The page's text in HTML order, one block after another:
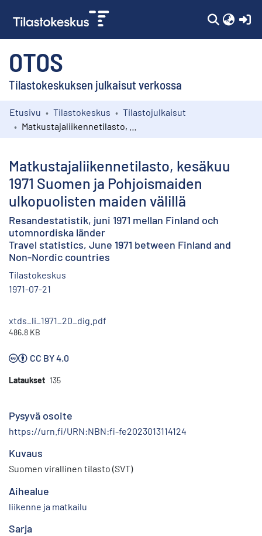
OTOS
Tilastokeskuksen julkaisut verkossa
Kokoelmat
Etusivu Tilastokeskus
Tilastojulkaisut
Matkustajaliikennetilasto, kesäkuu
1971 Suomen ja Pohjoismaiden
ulkopuolisten maiden välillä
Resandestatistik, juni 1971 mellan Finland och
utomnordiska länder
Travel statistics, June 1971 between Finland and
Non-Nordic countries
Tilastokeskus
1971-07-21
xtds_li_1971_20_dig.pdf
486.8 KB
CC BY 4.0
Lataukset 135
Pysyvä osoite
https://urn.fi/URN:NBN:fi-fe2023013114124
Kuvaus
Suomen virallinen tilasto (SVT)
Aihealue
liikenne ja matkailu
Sarja